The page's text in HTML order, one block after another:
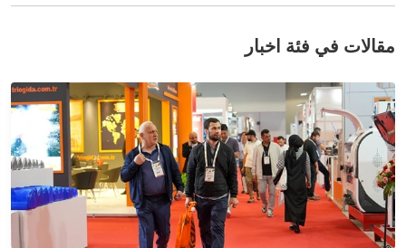
مقالات في فئة اخبار